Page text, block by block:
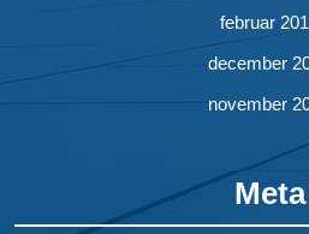
februar
december
november
Meta